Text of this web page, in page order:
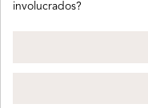
involucrados?